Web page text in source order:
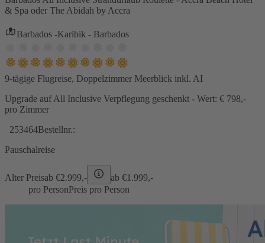
& Spa oder The Abidah by Accra
Barbados -Karibik - Barbados
9-tägige Flugreise, Doppelzimmer Meerblick inkl. AI
Upgrade auf All Inclusive Verpflegung geschenkt - Wert: € 798,-
pro Zimmer
253464Bestellnr.:
Pauschalreise
Alter Preisab €2.999,- ab €1.999,-
pro PersonPreis pro Person